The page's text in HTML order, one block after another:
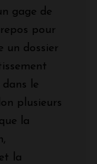
gage de
pour
un dossier
le
plusieurs
la
la